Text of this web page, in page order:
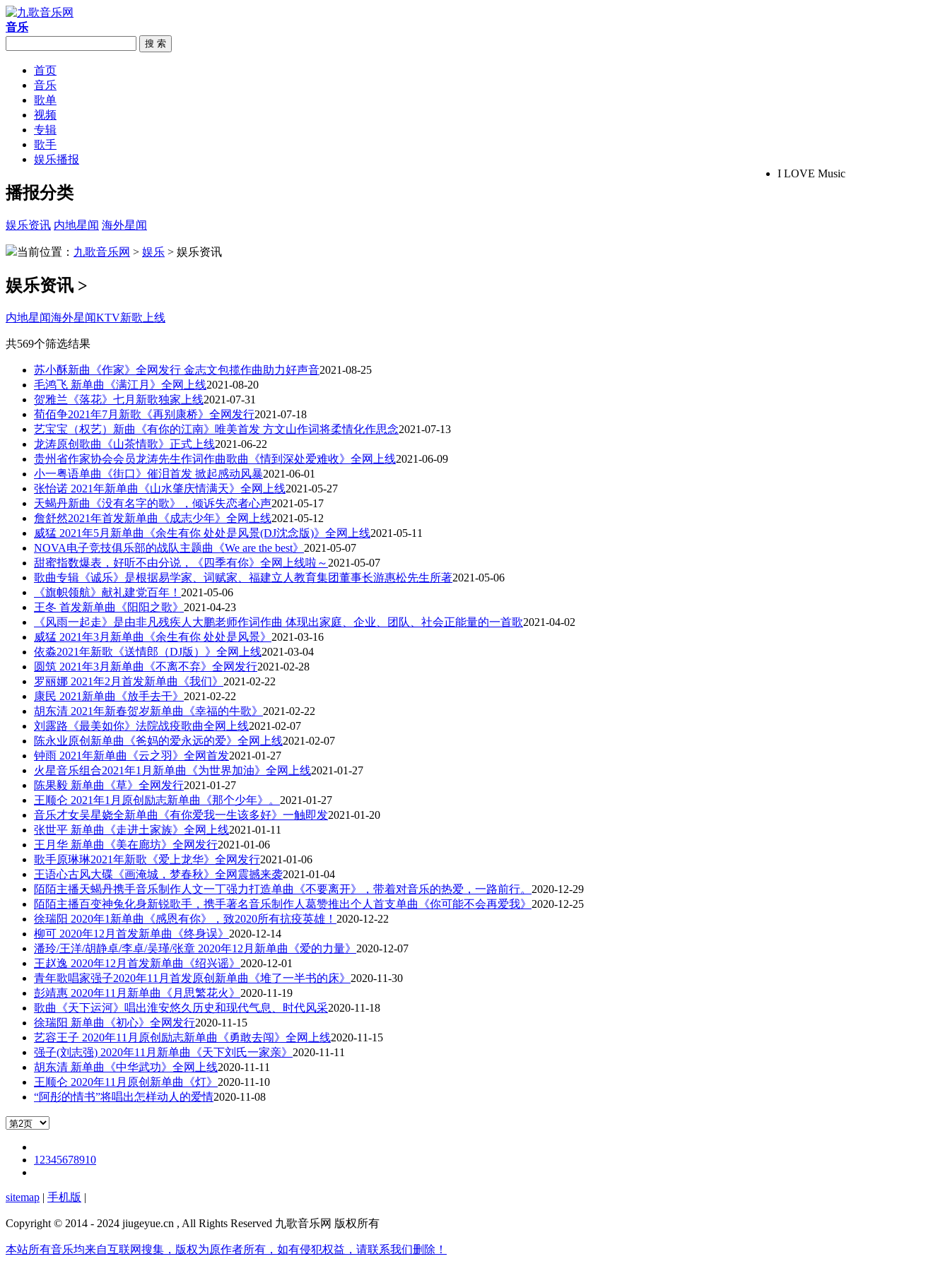
音乐
搜 索
首页
音乐
歌单
视频
专辑
歌手
娱乐播报
I LOVE Music
播报分类
娱乐资讯 内地星闻 海外星闻
当前位置： 九歌音乐网 > 娱乐 > 娱乐资讯
娱乐资讯 >
内地星闻海外星闻KTV新歌上线
共569个筛选结果
苏小酥新曲《作家》全网发行 金志文包揽作曲助力好声音2021-08-25
毛鸿飞 新单曲《满江月》全网上线2021-08-20
贺雅兰《落花》七月新歌独家上线2021-07-31
荀佰争2021年7月新歌《再别康桥》全网发行2021-07-18
艺宝宝（权艺）新曲《有你的江南》唯美首发 方文山作词将柔情化作思念2021-07-13
龙涛原创歌曲《山茶情歌》正式上线2021-06-22
贵州省作家协会会员龙涛先生作词作曲歌曲《情到深处爱难收》全网上线2021-06-09
小一粤语单曲《街口》催泪首发 掀起感动风暴2021-06-01
张怡诺 2021年新单曲《山水肇庆情满天》全网上线2021-05-27
天蝎丹新曲《没有名字的歌》，倾诉失恋者心声2021-05-17
詹舒然2021年首发新单曲《成志少年》全网上线2021-05-12
威猛 2021年5月新单曲《余生有你 处处是风景(DJ沈念版)》全网上线2021-05-11
NOVA电子竞技俱乐部的战队主题曲《We are the best》 2021-05-07
甜蜜指数爆表，好听不由分说，《四季有你》全网上线啦～ 2021-05-07
歌曲专辑《诚乐》是根据易学家、词赋家、福建立人教育集团董事长游惠松先生所著2021-05-06
《旗帜领航》献礼建党百年！ 2021-05-06
王冬 首发新单曲《阳阳之歌》 2021-04-23
《风雨一起走》是由非凡残疾人大鹏老师作词作曲 体现出家庭、企业、团队、社会正能量的一首歌2021-04-02
威猛 2021年3月新单曲《余生有你 处处是风景》 2021-03-16
依淼2021年新歌《送情郎（DJ版）》全网上线2021-03-04
圆筑 2021年3月新单曲《不离不弃》全网发行2021-02-28
罗丽娜 2021年2月首发新单曲《我们》 2021-02-22
康民 2021新单曲《放手去干》 2021-02-22
胡东清 2021年新春贺岁新单曲《幸福的牛歌》 2021-02-22
刘露路《最美如你》法院战疫歌曲全网上线2021-02-07
陈永业原创新单曲《爸妈的爱永远的爱》全网上线2021-02-07
钟雨 2021年新单曲《云之羽》全网首发2021-01-27
火星音乐组合2021年1月新单曲《为世界加油》全网上线2021-01-27
陈果毅 新单曲《草》全网发行2021-01-27
王顺仑 2021年1月原创励志新单曲《那个少年》。 2021-01-27
音乐才女吴星娆全新单曲《有你爱我一生该多好》一触即发2021-01-20
张世平 新单曲《走进土家族》全网上线2021-01-11
王月华 新单曲《美在廊坊》全网发行2021-01-06
歌手原琳琳2021年新歌《爱上龙华》全网发行2021-01-06
王语心古风大碟《画淹城，梦春秋》全网震撼来袭2021-01-04
陌陌主播天蝎丹携手音乐制作人文一丁强力打造单曲《不要离开》，带着对音乐的热爱，一路前行。 2020-12-29
陌陌主播百变神兔化身新锐歌手，携手著名音乐制作人葛赞推出个人首支单曲《你可能不会再爱我》 2020-12-25
徐瑞阳 2020年1新单曲《感恩有你》，致2020所有抗疫英雄！ 2020-12-22
柳可 2020年12月首发新单曲《终身误》 2020-12-14
潘玲/王洋/胡静卓/李卓/吴瑾/张章 2020年12月新单曲《爱的力量》 2020-12-07
王赵逸 2020年12月首发新单曲《绍兴谣》 2020-12-01
青年歌唱家强子2020年11月首发原创新单曲《堆了一半书的床》 2020-11-30
彭靖惠 2020年11月新单曲《月思繁花火》 2020-11-19
歌曲《天下运河》唱出淮安悠久历史和现代气息、时代风采2020-11-18
徐瑞阳 新单曲《初心》全网发行2020-11-15
艺容王子 2020年11月原创励志新单曲《勇敢去闯》全网上线2020-11-15
强子(刘志强) 2020年11月新单曲《天下刘氏一家亲》 2020-11-11
胡东清 新单曲《中华武功》全网上线2020-11-11
王顺仑 2020年11月原创新单曲《灯》 2020-11-10
“阿彤的情书”将唱出怎样动人的爱情2020-11-08
1 2345678910
sitemap | 手机版 |
Copyright © 2014 - 2024 jiugeyue.cn , All Rights Reserved 九歌音乐网 版权所有
本站所有音乐均来自互联网搜集，版权为原作者所有，如有侵犯权益，请联系我们删除！